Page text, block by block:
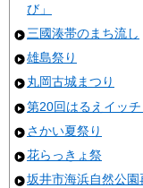
び」
三國湊帯のまち流し
雄島祭り
丸岡古城まつり
第20回はるえイッ
さかい夏祭り
花らっきょ祭
坂井市海浜自然公